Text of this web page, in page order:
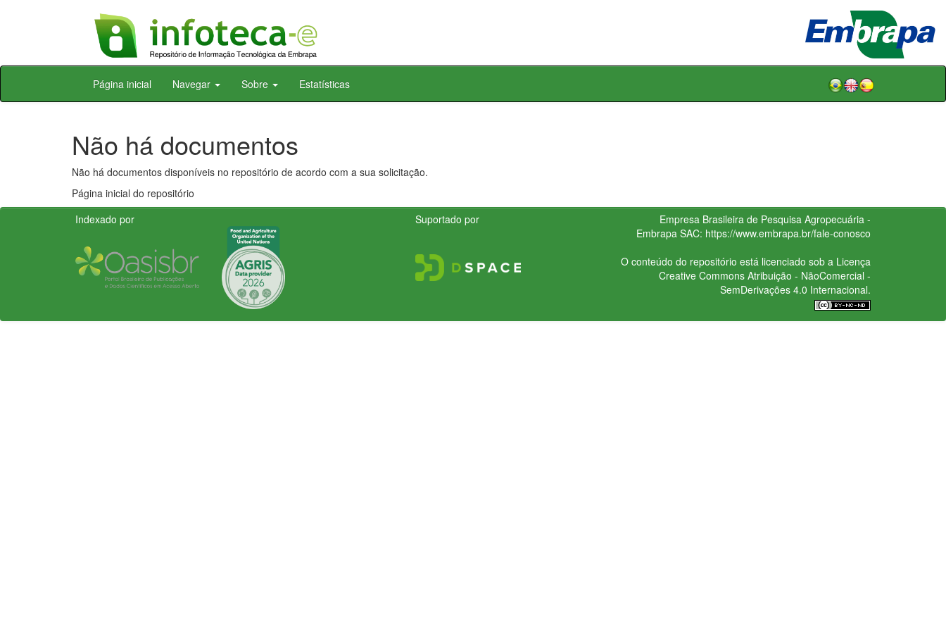
Skip
Página inicial Navegar Sobre Estatísticas
Não há documentos
Não há documentos disponíveis no repositório de acordo com a sua solicitação.
Página inicial do repositório
Indexado por
Suportado por
Empresa Brasileira de Pesquisa Agropecuária -
Embrapa SAC: https://www.embrapa.br/fale-conosco
O conteúdo do repositório está licenciado sob a Licença
Creative CommonsAtribuição - NãoComercial -
SemDerivações 4.0 Internacional.